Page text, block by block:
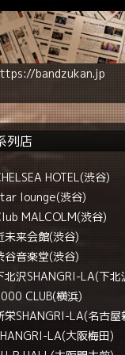
bandzukan.jp
列店
HOTEL(渋谷)
lounge(渋谷)
MALCOLM(渋谷)
未来会館(渋谷)
谷音楽堂(渋谷)
北沢SHANGRI-LA(下北
CLUB(横浜)
栄SHANGRI-LA(名古屋
LA(大阪梅田)